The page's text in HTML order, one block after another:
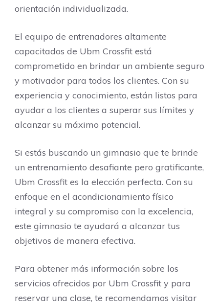
orientación individualizada.
El equipo de entrenadores altamente
capacitados de Ubm Crossfit está
comprometido en brindar un ambiente seguro
y motivador para todos los clientes. Con su
experiencia y conocimiento, están listos para
ayudar a los clientes a superar sus límites y
alcanzar su máximo potencial.
Si estás buscando un gimnasio que te brinde
un entrenamiento desafiante pero gratificante,
Ubm Crossfit es la elección perfecta. Con su
enfoque en el acondicionamiento físico
integral y su compromiso con la excelencia,
este gimnasio te ayudará a alcanzar tus
objetivos de manera efectiva.
Para obtener más información sobre los
servicios ofrecidos por Ubm Crossfit y para
reservar una clase, te recomendamos visitar